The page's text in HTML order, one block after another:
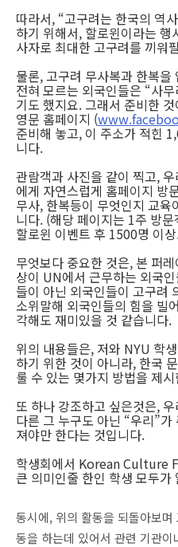
따라서, “고구려는 한국의 역
하기 위해서, 할로윈이라는
사자로 최대한 고구려를 끼워
물론, 고구려 무사복과 한복
전혀 모르는 외국인들은 “사
기도 했지요. 그래서 준비한
영문 홈페이지 (
준비해 놓고, 이 주소가 적힌
니다.
관람객과 사진을 같이 찍고,
에게 자연스럽게 홈페이지 방
무사, 한복등이 무엇인지 교
니다. (해당 페이지는 1주 방
할로윈 이벤트 후 1500명 이
무엇보다 중요한 것은, 본 퍼
상이 UN에서 근무하는 외국
들이 아닌 외국인들이 고구려
소위말해 외국인들의 힘을 빌
각해도 재미있을 것 같습니다.
위의 내용들은, 저와 NYU 학
하기 위한 것이 아니라, 한국
룰 수 있는 몇가지 방법을 제
또 하나 강조하고 싶은것은,
다른 그 누구도 아닌 “우리”
져야만 한다는 것입니다.
학생회에서 Korean Culture
큰 의미인줄 한인 학생 모두
동시에, 위의 활동을 되돌아보
동을 하는데 있어서 관련 기관